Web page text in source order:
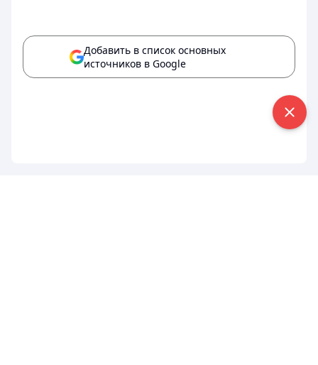
Добавить в список основных
источников в Google